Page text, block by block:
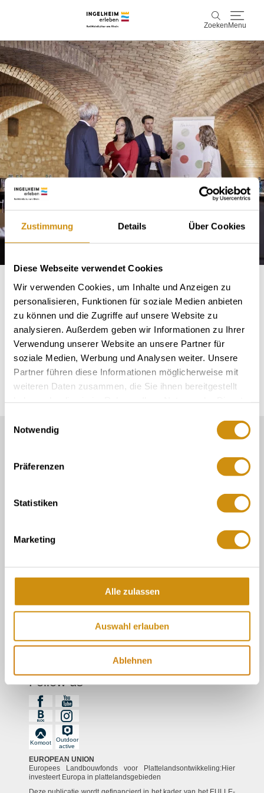
Zustimmung Details Über Cookies
Diese Webseite verwendet Cookies
Wir verwenden Cookies, um Inhalte und Anzeigen zu
personalisieren, Funktionen für soziale Medien anbieten
zu können und die Zugriffe auf unsere Website zu
analysieren. Außerdem geben wir Informationen zu Ihrer
Verwendung unserer Website an unsere Partner für
soziale Medien, Werbung und Analysen weiter. Unsere
Partner führen diese Informationen möglicherweise mit
weiteren Daten zusammen, die Sie ihnen bereitgestellt
Notwendig
Präferenzen
Statistiken
Marketing
Alle zulassen
Auswahl erlauben
Ablehnen
Zoeken Menu
Zoeken
Ontdek & ervaar
Wijn & Plezier
Kaiserpfalz, geschiedenis & cultuur
Plan & Book
AccommodatiesBoek ervaringen
FAQs over conferenties,
congressen &
vergaderingen
touristinformation@ikum-ingelheim.de
over ons
Toeristische informatie in de wijnkelder
Toeristische informatie Gau-Algesheim
Gegevensbescherming
Follow us
Komoot
Outdoor
active
EUROPEAN UNION
Europees Landbouwfonds voor Plattelandsontwikkeling:Hier
investeert Europa in plattelandsgebieden